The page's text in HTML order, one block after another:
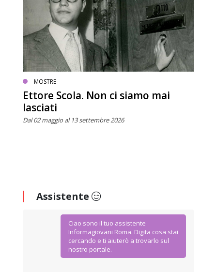
MOSTRE
Ettore Scola. Non ci siamo mai
lasciati
Dal 02 maggio al 13 settembre 2026
Assistente
Ciao sono il tuo assistente
Informagiovani Roma. Digita cosa stai
cercando e ti aiuterò a trovarlo sul
nostro portale.